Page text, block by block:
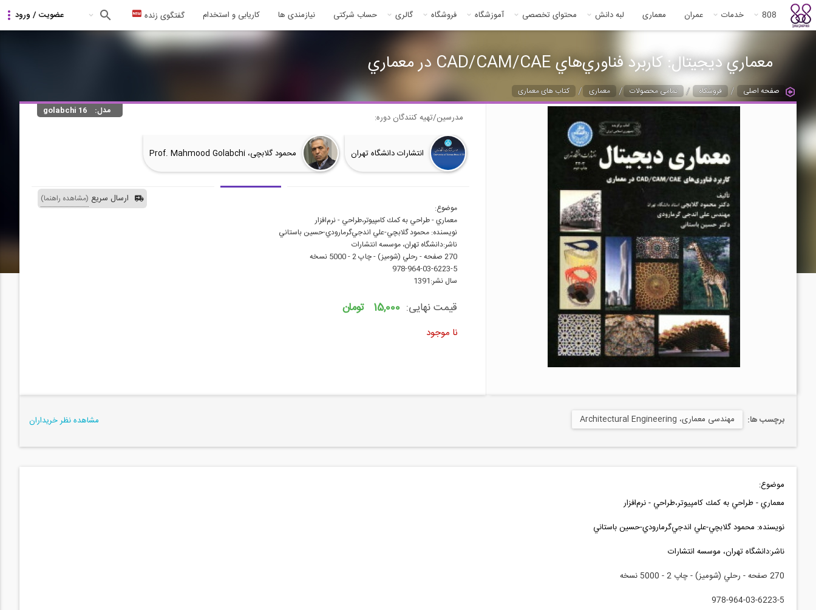
808 خدمات عمران معماری لبه دانش محتوای تخصصی آموزشگاه فروشگاه گالری حساب شرکتی نیازمندی ها کاریابی و استخدام گفتگوی زنده
معماري ديجيتال: كاربرد فناوري‌هاي CAD/CAM/CAE در معماري
صفحه اصلی / فروشگاه / تمامی محصولات / معماری /
کتاب های معماری
مدل:
golabchi 16
مدرسین/تهیه کنندگان دوره:
انتشارات دانشگاه تهران محمود گلابچی، Prof. Mahmood Golabchi
موضوع:
معماري - طراحي به كمك كامپيوتر،طراحي - نرم‌افزار
نويسنده: محمود گلابچي-علي اندجي‌گرمارودي-حسين باستاني
ناشر:دانشگاه تهران، موسسه انتشارات
270 صفحه - رحلي (شوميز) - چاپ 2 - 5000 نسخه
978-964-03-6223-5
سال نشر:1391
قیمت نهایی: 15,000 تومان
نا موجود
ارسال سریع (مشاهده راهنما)
برچسب ها: مهندسی معماری، Architectural Engineering مشاهده نظر خریداران
موضوع:
معماري - طراحي به كمك كامپيوتر،طراحي - نرم‌افزار
نويسنده: محمود گلابچي-علي اندجي‌گرمارودي-حسين باستاني
ناشر:دانشگاه تهران، موسسه انتشارات
270 صفحه - رحلي (شوميز) - چاپ 2 - 5000 نسخه
978-964-03-6223-5